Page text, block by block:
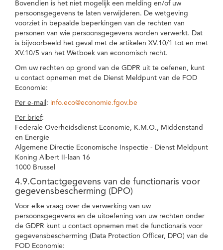
Bovendien is het niet mogelijk een melding en/of uw
persoonsgegevens te laten verwijderen. De wetgeving
voorziet in bepaalde beperkingen van de rechten van
personen van wie persoonsgegevens worden verwerkt. Dat
is bijvoorbeeld het geval met de artikelen XV.10/1 tot en met
XV.10/5 van het Wetboek van economisch recht.
Om uw rechten op grond van de GDPR uit te oefenen, kunt
u contact opnemen met de Dienst Meldpunt van de FOD
Economie:
Per e-mail : info.eco@economie.fgov.be
Per brief:
Federale Overheidsdienst Economie, K.M.O., Middenstand
en Energie
Algemene Directie Economische Inspectie - Dienst Meldpunt
Koning Albert II-laan 16
1000 Brussel
4.9.Contactgegevens van de functionaris voor
gegevensbescherming (DPO)
Voor elke vraag over de verwerking van uw
persoonsgegevens en de uitoefening van uw rechten onder
de GDPR kunt u contact opnemen met de functionaris voor
gegevensbescherming (Data Protection Officer, DPO) van de
FOD Economie: